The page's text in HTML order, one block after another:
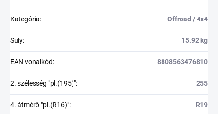
Kategória: Offroad / 4x4
Súly: 15.92 kg
EAN vonalkód: 8808563476810
2. szélesség "pl.(195)": 255
4. átmérő "pl.(R16)": R19